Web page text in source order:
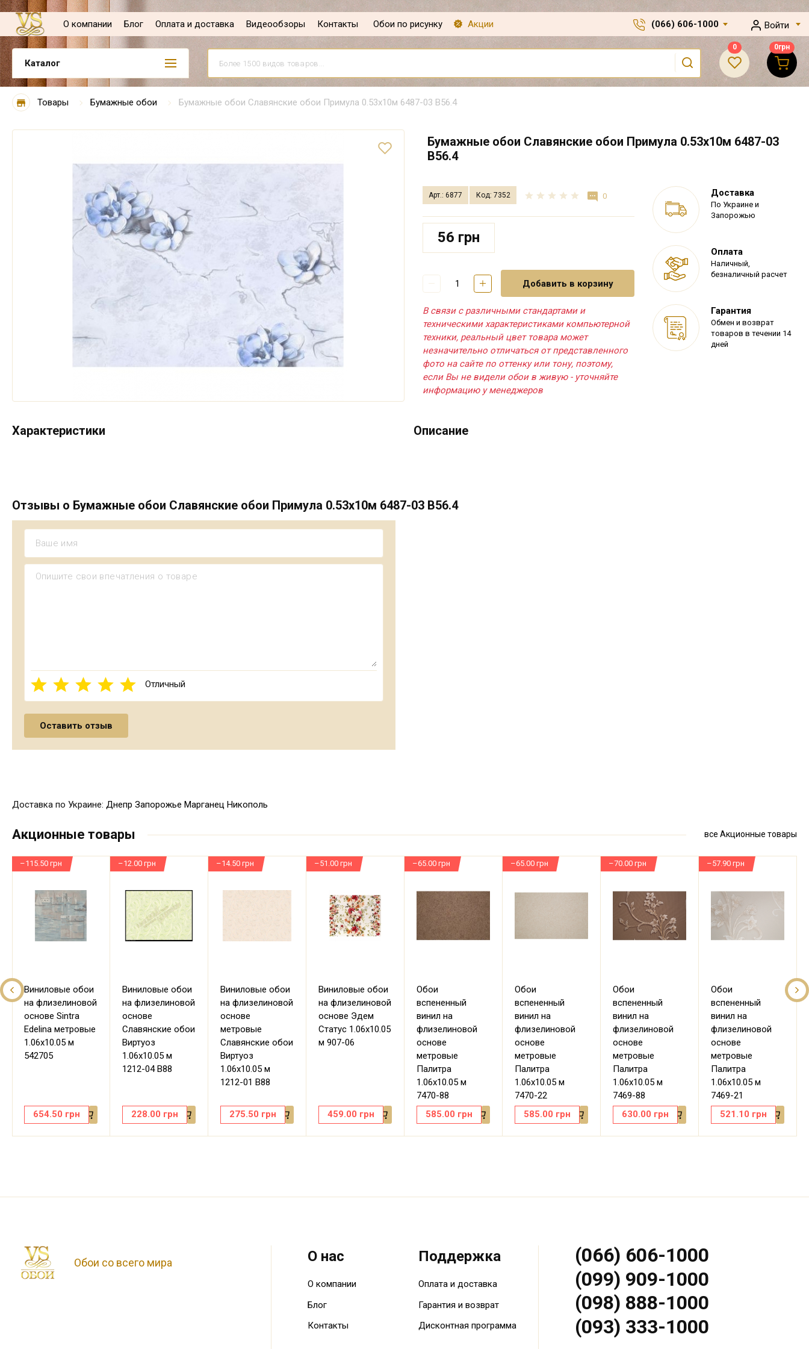
О компании Блог Оплата и доставка Видеообзоры Контакты Обои по рисунку Акции (066) 606-1000 Войти
Каталог
0 0грн
Товары Бумажные обои Бумажные обои Славянские обои Примула 0.53х10м 6487-03 В56.4
Бумажные обои Славянские обои Примула 0.53х10м 6487-03
В56.4
Арт.: 6877 Код: 7352 0
56 грн
Добавить в корзину
В связи с различными стандартами и
техническими характеристиками компьютерной
техники, реальный цвет товара может
незначительно отличаться от представленного
фото на сайте по оттенку или тону, поэтому,
если Вы не видели обои в живую - уточняйте
информацию у менеджеров
Доставка
По Украине и
Запорожью
Оплата
Наличный,
безналичный расчет
Гарантия
Обмен и возврат
товаров в течении 14
дней
Характеристики Описание
Отзывы о Бумажные обои Славянские обои Примула 0.53х10м 6487-03 В56.4
Отличный
Доставка по Украине: Днепр Запорожье Марганец Никополь
Акционные товары все Акционные товары
Виниловые обои
на флизелиновой
основе Sintra
Edelina метровые
1.06х10.05 м
542705
654.50 грн
–115.50 грн
Виниловые обои
на флизелиновой
основе
Славянские обои
Виртуоз
1.06х10.05 м
1212-04 В88
228.00 грн
–12.00 грн
Виниловые обои
на флизелиновой
основе
метровые
Славянские обои
Виртуоз
1.06х10.05 м
1212-01 В88
275.50 грн
–14.50 грн
Виниловые обои
на флизелиновой
основе Эдем
Статус 1.06х10.05
м 907-06
459.00 грн
–51.00 грн
Обои
вспененный
винил на
флизелиновой
основе
метровые
Палитра
1.06х10.05 м
7470-88
585.00 грн
–65.00 грн
Обои
вспененный
винил на
флизелиновой
основе
метровые
Палитра
1.06х10.05 м
7470-22
585.00 грн
–65.00 грн
Обои
вспененный
винил на
флизелиновой
основе
метровые
Палитра
1.06х10.05 м
7469-88
630.00 грн
–70.00 грн
Обои
вспененный
винил на
флизелиновой
основе
метровые
Палитра
1.06х10.05 м
7469-21
521.10 грн
–57.90 грн
Обои со всего мира О нас
О компании
Блог
Контакты
Поддержка
Оплата и доставка
Гарантия и возврат
Дисконтная программа
(066) 606-1000
(099) 909-1000
(098) 888-1000
(093) 333-1000